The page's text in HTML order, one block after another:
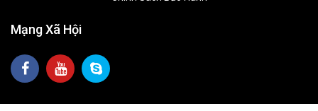
Mạng Xã Hội